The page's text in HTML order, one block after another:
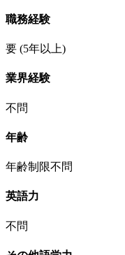
職務経験
要 (5年以上)
業界経験
不問
年齢
年齢制限不問
英語力
不問